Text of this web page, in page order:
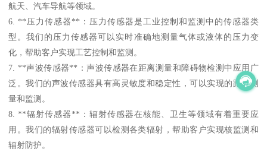
航天、汽车导航等领域。
6. **压力传感器**：压力传感器是工业控制和监测中的传感器类
型。我们的压力传感器可以实时准确地测量气体或液体的压力变
化，帮助客户实现工艺控制和监测。
7. **声波传感器**：声波传感器在距离测量和障碍物检测中应用广
泛。我们的声波传感器具有高灵敏度和稳定性，可以实现的距离测
量和监测。
8. **辐射传感器**：辐射传感器在核能、卫生等领域有着重要应
用。我们的辐射传感器可以检测各类辐射，帮助客户实现核监测和
辐射防护。